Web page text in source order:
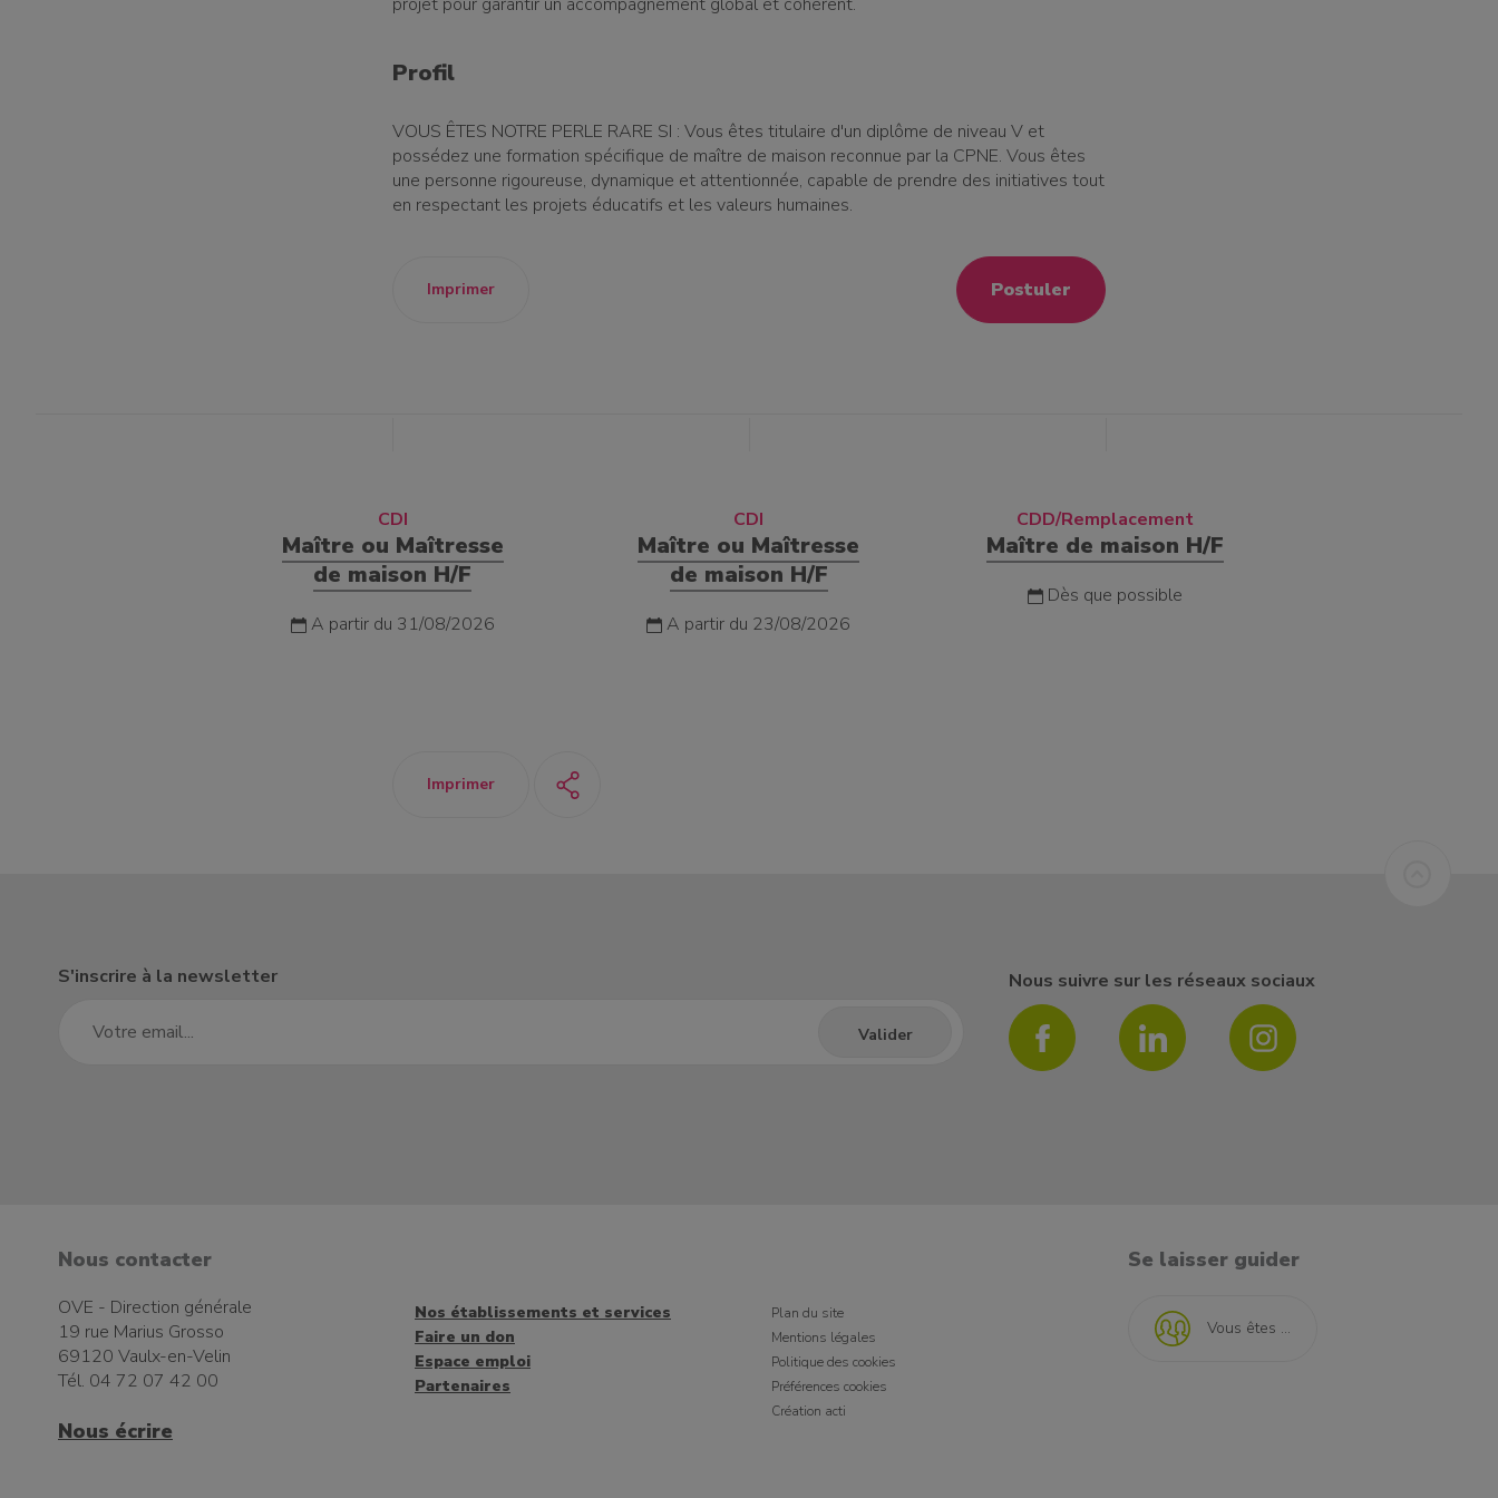
Profil
VOUS ÊTES NOTRE PERLE RARE SI : Vous êtes titulaire d'un diplôme de niveau V et
possédez une formation spécifique de maître de maison reconnue par la CPNE. Vous êtes
une personne rigoureuse, dynamique et attentionnée, capable de prendre des initiatives tout
en respectant les projets éducatifs et les valeurs humaines.
Imprimer Postuler
CDI
Maître ou Maîtresse
de maison H/F
A partir du 31/08/2026
CDI
Maître ou Maîtresse
de maison H/F
A partir du 23/08/2026
CDD/Remplacement
Maître de maison H/F
Dès que possible
Imprimer
S'inscrire à la newsletter Nous suivre sur les réseaux sociaux
Nous contacter
OVE - Direction générale
19 rue Marius Grosso
69120 Vaulx-en-Velin
Tél. 04 72 07 42 00
Nous écrire
Nos établissements et services
Faire un don
Espace emploi
Partenaires
Plan du site
Mentions légales
Politique des cookies
Préférences cookies
Création acti
Se laisser guider
Vous êtes ...